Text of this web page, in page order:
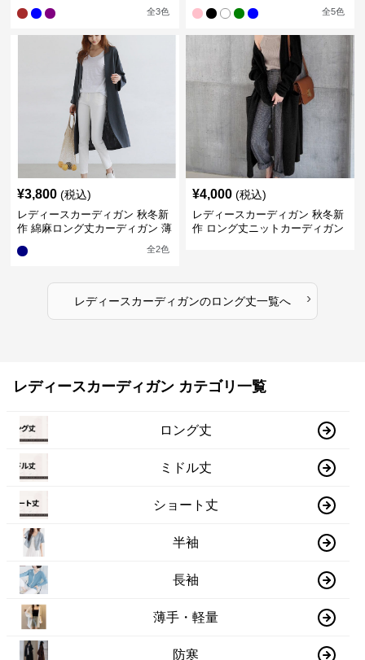
全3色 全5色
¥3,800 (税込)
レディースカーディガン 秋冬新
作 綿麻ロング丈カーディガン 薄
全2色
¥4,000 (税込)
レディースカーディガン 秋冬新
作 ロング丈ニットカーディガン
レディースカーディガンのロング丈一覧へ ›
レディースカーディガン カテゴリ一覧
ロング丈
ミドル丈
ショート丈
半袖
長袖
薄手・軽量
防寒